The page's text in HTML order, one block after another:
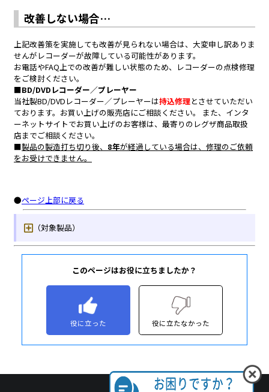
このページはお役に立ちましたか？
役に立った 役に立たなかった